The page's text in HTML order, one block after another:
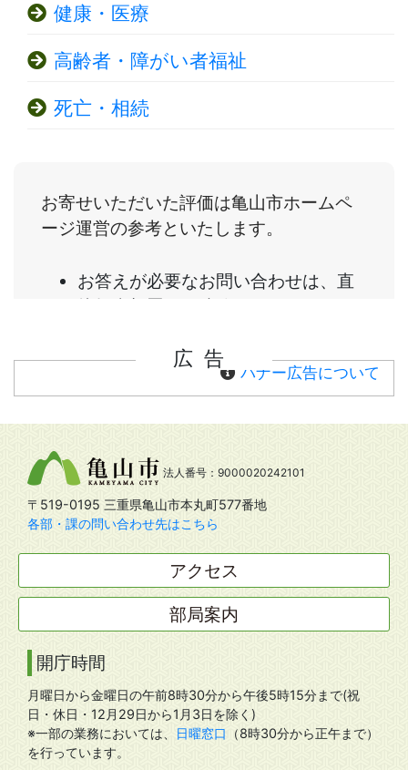
健康・医療
高齢者・障がい者福祉
死亡・相続
広告
バナー広告について
法人番号：9000020242101
〒519-0195 三重県亀山市本丸町577番地
各部・課の問い合わせ先はこちら
アクセス
部局案内
開庁時間
月曜日から金曜日の午前8時30分から午後5時15分まで(祝
日・休日・12月29日から1月3日を除く)
※一部の業務においては、
日曜窓口
（8時30分から正午まで）
を行っています。